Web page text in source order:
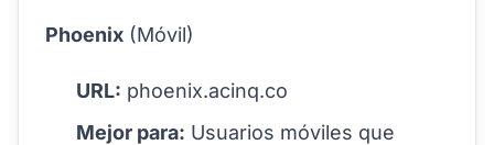
Phoenix (Móvil)
URL: phoenix.acinq.co
Mejor para: Usuarios móviles que